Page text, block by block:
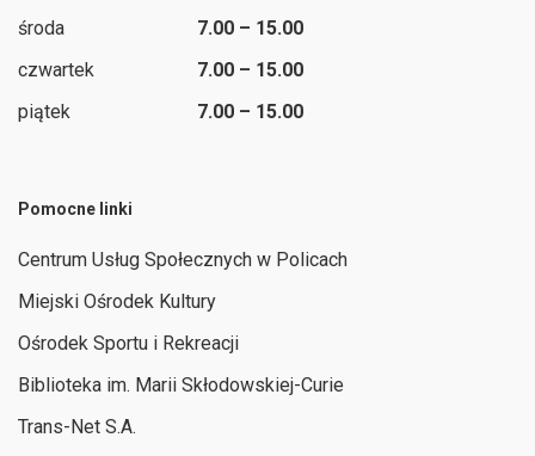
środa
7.00 – 15.00
czwartek
7.00 – 15.00
piątek
7.00 – 15.00
Pomocne linki
Centrum Usług Społecznych w Policach
Miejski Ośrodek Kultury
Ośrodek Sportu i Rekreacji
Biblioteka im. Marii Skłodowskiej-Curie
Trans-Net S.A.